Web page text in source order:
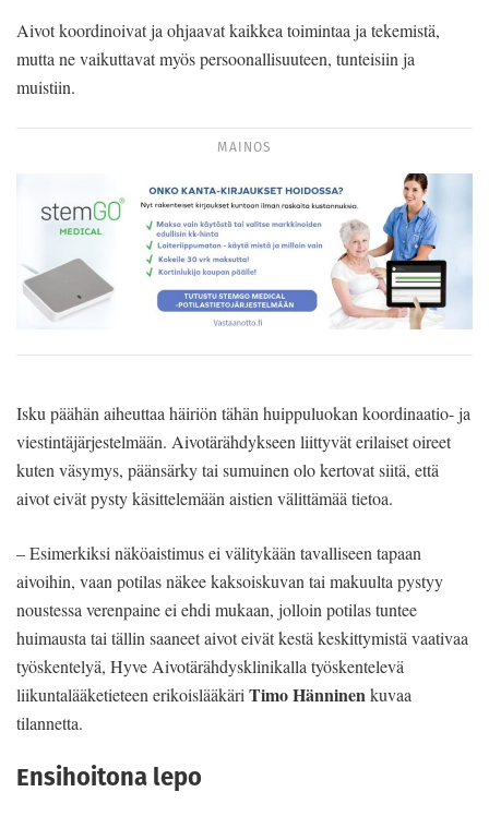
Aivot koordinoivat ja ohjaavat kaikkea toimintaa ja tekemistä,
mutta ne vaikuttavat myös persoonallisuuteen, tunteisiin ja
muistiin.
MAINOS
Isku päähän aiheuttaa häiriön tähän huippuluokan koordinaatio- ja
viestintäjärjestelmään. Aivotärähdykseen liittyvät erilaiset oireet
kuten väsymys, päänsärky tai sumuinen olo kertovat siitä, että
aivot eivät pysty käsittelemään aistien välittämää tietoa.
– Esimerkiksi näköaistimus ei välitykään tavalliseen tapaan
aivoihin, vaan potilas näkee kaksoiskuvan tai makuulta pystyy
noustessa verenpaine ei ehdi mukaan, jolloin potilas tuntee
huimausta tai tällin saaneet aivot eivät kestä keskittymistä vaativaa
työskentelyä, Hyve Aivotärähdysklinikalla työskentelevä
liikuntalääketieteen erikoislääkäri Timo Hänninenkuvaa
tilannetta.
Ensihoitona lepo